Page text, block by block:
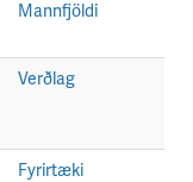
Mannfjöldi
Verðlag
Fyrirtæki